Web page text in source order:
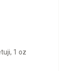
1 oz